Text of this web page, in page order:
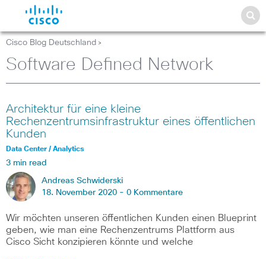
Cisco Blog Deutschland >
Software Defined Network
Architektur für eine kleine
Rechenzentrumsinfrastruktur eines öffentlichen
Kunden
Data Center / Analytics
3 min read
Andreas Schwiderski
18. November 2020 - 0 Kommentare
Wir möchten unseren öffentlichen Kunden einen Blueprint
geben, wie man eine Rechenzentrums Plattform aus
Cisco Sicht konzipieren könnte und welche